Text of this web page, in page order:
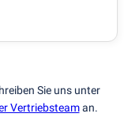
Sie uns unter
Vertriebsteaman.